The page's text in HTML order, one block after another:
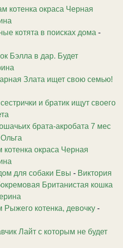
котенка окраса Черная
котята в поисках дома -
Бэлла в дар. Будет
Злата ищет свою семью!
и братик ищут своего
брата-акробата 7 мес
Ольга
котенка окраса Черная
для собаки Евы - Виктория
Британистая кошка
Рыжего котенка, девочку -
Лайт с которым не будет